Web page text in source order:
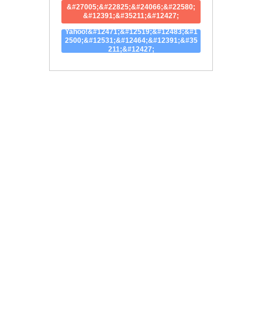
&#27005;&#22825;&#24066;&#22580;
&#12391;&#35211;&#12427;
Yahoo!&#12471;&#12519;&#12483;&#1
2500;&#12531;&#12464;&#12391;&#35
211;&#12427;